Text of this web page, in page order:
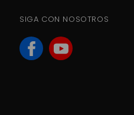
SIGA CON NOSOTROS